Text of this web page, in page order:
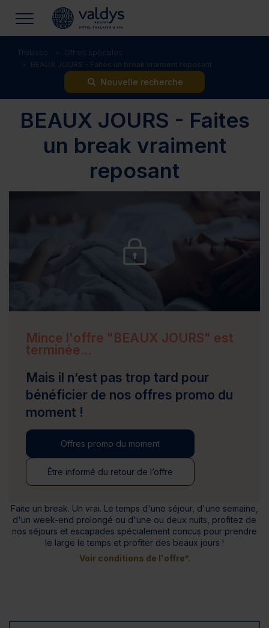
Thalasso
Offres spéciales
BEAUX JOURS - Faites un break vraiment reposant
Nouvelle recherche
BEAUX JOURS - Faites
un break vraiment
reposant
Mince l'offre "BEAUX JOURS" est
terminée...
Mais il n’est pas trop tard pour
bénéficier de nos offres promo du
moment !
Offres promo du moment
Être informé du retour de l’offre
Faite un break. Un vrai. Le temps d'une séjour, d'une semaine,
d'un week-end prolongé ou d'une ou deux nuits, profitez de
nos séjours et escapades spécialement concus pour prendre
le large le temps et profiter des beaux jours !
Voir conditions de l'offre*.